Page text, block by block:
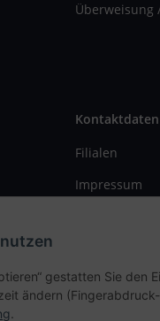
Überweisung
Kontaktdaten
Filialen
Impressum
gestatten Sie den
ändern
.